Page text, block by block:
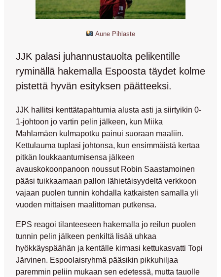
Aune Pihlaste
JJK palasi juhannustauolta pelikentille
ryminällä hakemalla Espoosta täydet kolme
pistettä hyvän esityksen päätteeksi.
JJK hallitsi kenttätapahtumia alusta asti ja siirtyikin 0-
1-johtoon jo vartin pelin jälkeen, kun Miika
Mahlamäen kulmapotku painui suoraan maaliin.
Kettulauma tuplasi johtonsa, kun ensimmäistä kertaa
pitkän loukkaantumisensa jälkeen
avauskokoonpanoon noussut Robin Saastamoinen
pääsi tuikkaamaan pallon lähietäisyydeltä verkkoon
vajaan puolen tunnin kohdalla katkaisten samalla yli
vuoden mittaisen maalittoman putkensa.
EPS reagoi tilanteeseen hakemalla jo reilun puolen
tunnin pelin jälkeen penkiltä lisää uhkaa
hyökkäyspäähän ja kentälle kirmasi kettukasvatti Topi
Järvinen. Espoolaisryhmä pääsikin pikkuhiljaa
paremmin peliin mukaan sen edetessä, mutta tauolle